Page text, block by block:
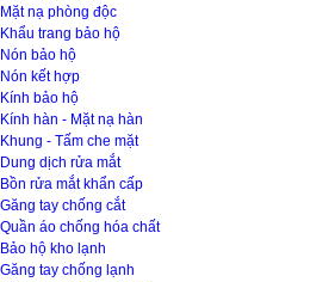
Mặt nạ phòng độc
Khẩu trang bảo hộ
Nón bảo hộ
Nón kết hợp
Kính bảo hộ
Kính hàn - Mặt nạ hàn
Khung - Tấm che mặt
Dung dịch rửa mắt
Bồn rửa mắt khẩn cấp
Găng tay chống cắt
Quần áo chống hóa chất
Bảo hộ kho lạnh
Găng tay chống lạnh